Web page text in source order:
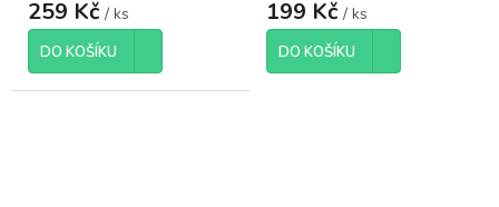
259 Kč / ks
DO KOŠÍKU
199 Kč / ks
DO KOŠÍKU